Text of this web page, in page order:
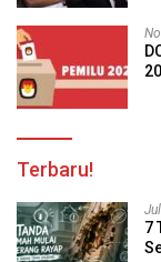
Terbaru!
7